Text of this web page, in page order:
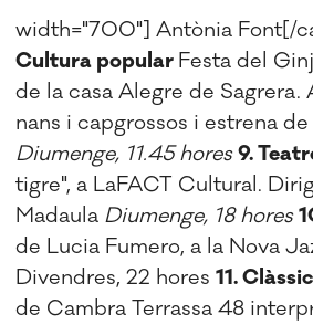
width="700"] Antònia Font[/
Cultura popular Festa del
de la casa Alegre de Sagrera.
nans i capgrossos i estrena de
Diumenge, 11.45 hores 9.
tigre", a LaFACT Cultural.
Madaula Diumenge, 18 hores
de Lucia Fumero, a la Nova
Divendres, 22 hores11.
de Cambra Terrassa 48